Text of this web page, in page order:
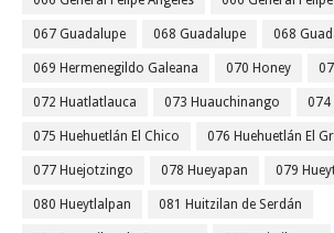
067 Guadalupe 068 Guadalupe 068
069 Hermenegildo Galeana 070 Honey
072 Huatlatlauca 073 Huauchinango 074
075 Huehuetlán El Chico 076 Huehuetlán El
077 Huejotzingo 078 Hueyapan 079
080 Hueytlalpan 081 Huitzilan de Serdán